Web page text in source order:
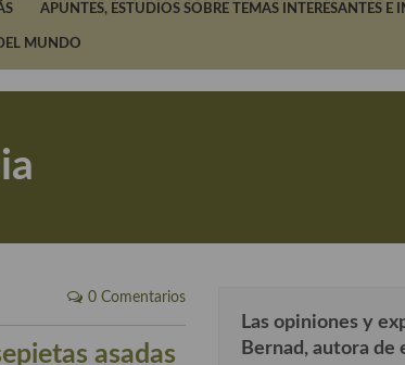
APUNTES, ESTUDIOS SOBRE TEMAS INTERESANTES E
MUNDO
0 Comentarios
asadas
Las opiniones y
Bernad, autora de